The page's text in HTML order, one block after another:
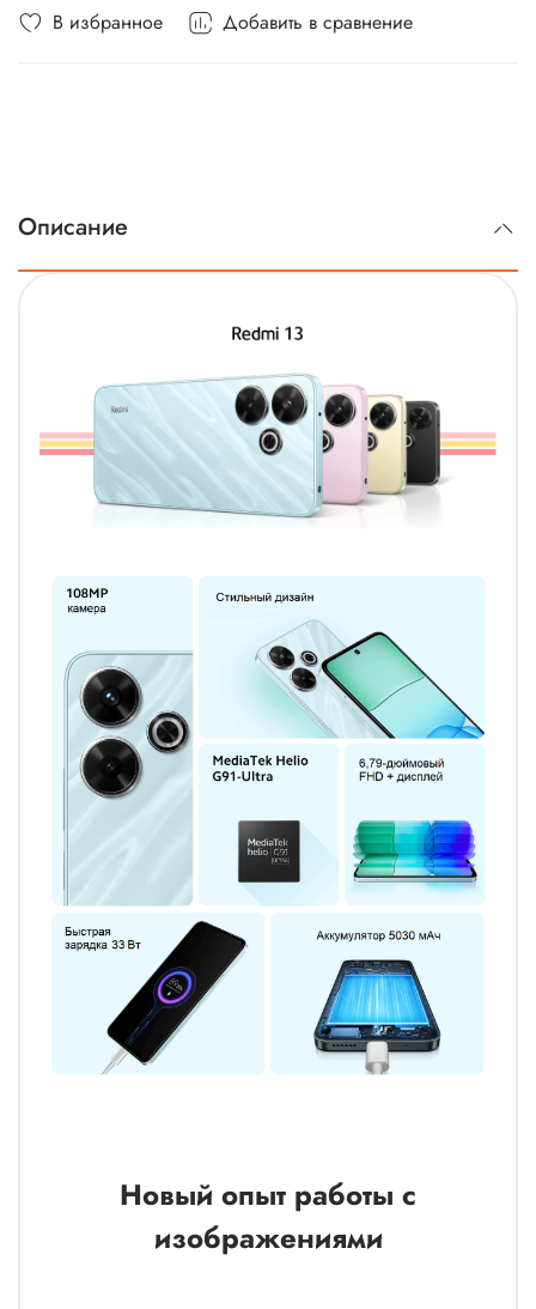
В избранное Добавить в сравнение
Описание
Новый опыт работы с
изображениями